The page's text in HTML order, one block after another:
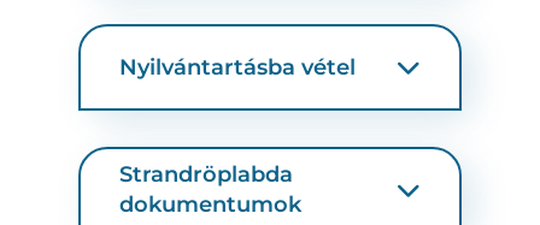
Nyilvántartásba vétel
Strandröplabda
dokumentumok